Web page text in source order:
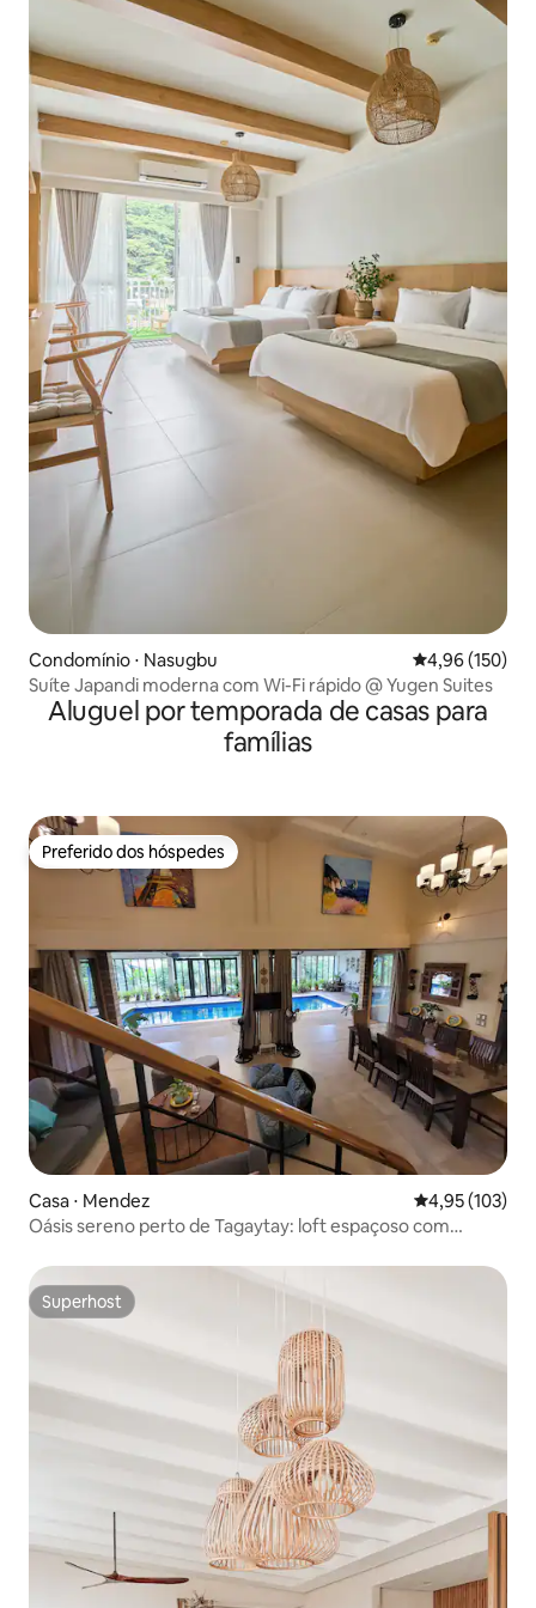
Condomínio ⋅ Nasugbu 4,96 de uma
4,96 (150)
Suíte Japandi moderna com Wi-Fi rápido @ Yugen Suites
Aluguel por temporada de casas para
famílias
Preferido dos hóspedes
Preferido dos hóspedes
Casa ⋅ Mendez 4,95 de uma
4,95 (103)
Oásis sereno perto de Tagaytay: loft espaçoso com
Superhost
Superhost